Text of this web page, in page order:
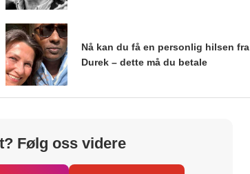
Nå kan du få en personlig hilsen fra
Durek – dette må du betale
Følg oss videre